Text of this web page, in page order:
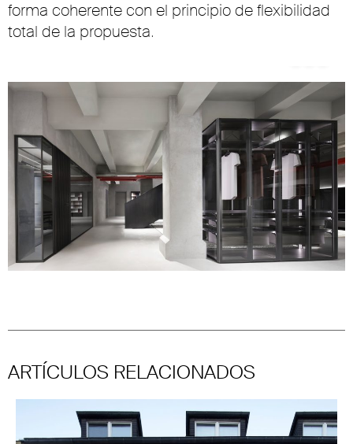
forma coherente con el principio de flexibilidad
total de la propuesta.
ARTÍCULOS RELACIONADOS